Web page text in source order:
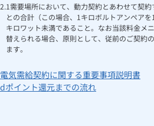
1需要場所において、動力契約とあわせて契
との合計（この場合、1キロボルトアンペア
キロワット未満であること。なお当該料金メ
替えられる場合、原則として、従前のご契約
ます。
電気需給契約に関する重要事項説明書
dポイント還元までの流れ